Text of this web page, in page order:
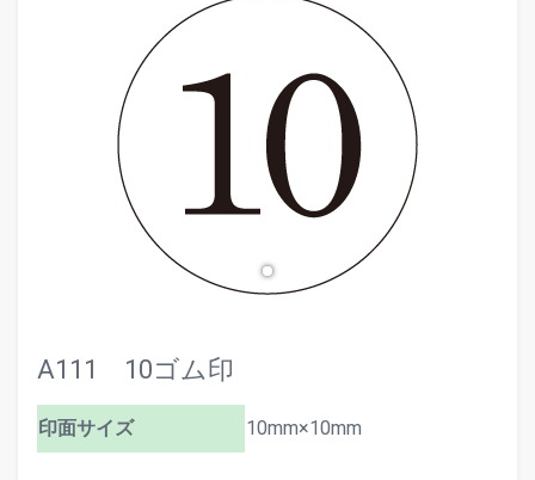
A111 10ゴム印
印面サイズ 10mm×10mm